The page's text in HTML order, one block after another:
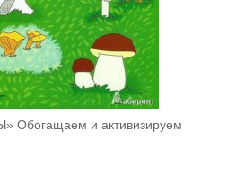
Обогащаем и активизируем